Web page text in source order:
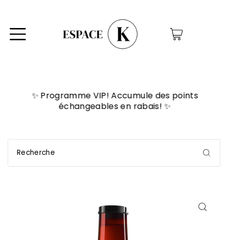
0
✨ Programme VIP! Accumule des points
échangeables en rabais! ✨